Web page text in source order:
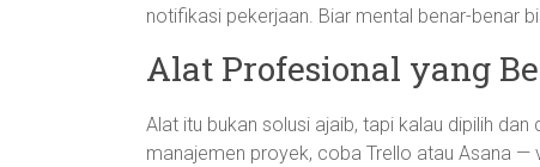
notifikasi pekerjaan. Biar mental benar-benar
Alat Profesional yang
Alat itu bukan solusi ajaib, tapi kalau dipilih
manajemen proyek, coba Trello atau Asana —